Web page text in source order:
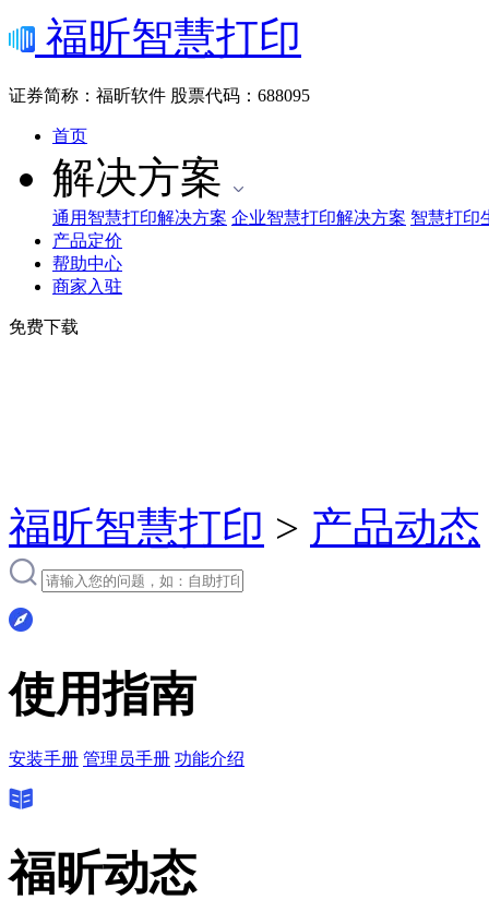
福昕智慧打印
证券简称：福昕软件 股票代码：688095
首页
解决方案
通用智慧打印解决方案 企业智慧打印解决方案 智慧打印
产品定价
帮助中心
商家入驻
免费下载
福昕智慧打印 > 产品动态
使用指南
安装手册 管理员手册 功能介绍
福昕动态